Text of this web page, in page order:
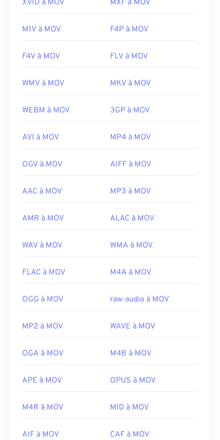
https://en.wikipedia.org/wiki/QuickTime_File_Format
CH203-BBCGDDDF
XVID à MOV MXF à MOV
M1V à MOV F4P à MOV
F4V à MOV FLV à MOV
WMV à MOV MKV à MOV
WEBM à MOV 3GP à MOV
AVI à MOV MP4 à MOV
OGV à MOV AIFF à MOV
AAC à MOV MP3 à MOV
AMR à MOV ALAC à MOV
WAV à MOV WMA à MOV
FLAC à MOV M4A à MOV
OGG à MOV raw-audio à MOV
MP2 à MOV WAVE à MOV
OGA à MOV M4B à MOV
APE à MOV OPUS à MOV
M4R à MOV MID à MOV
AIF à MOV CAF à MOV